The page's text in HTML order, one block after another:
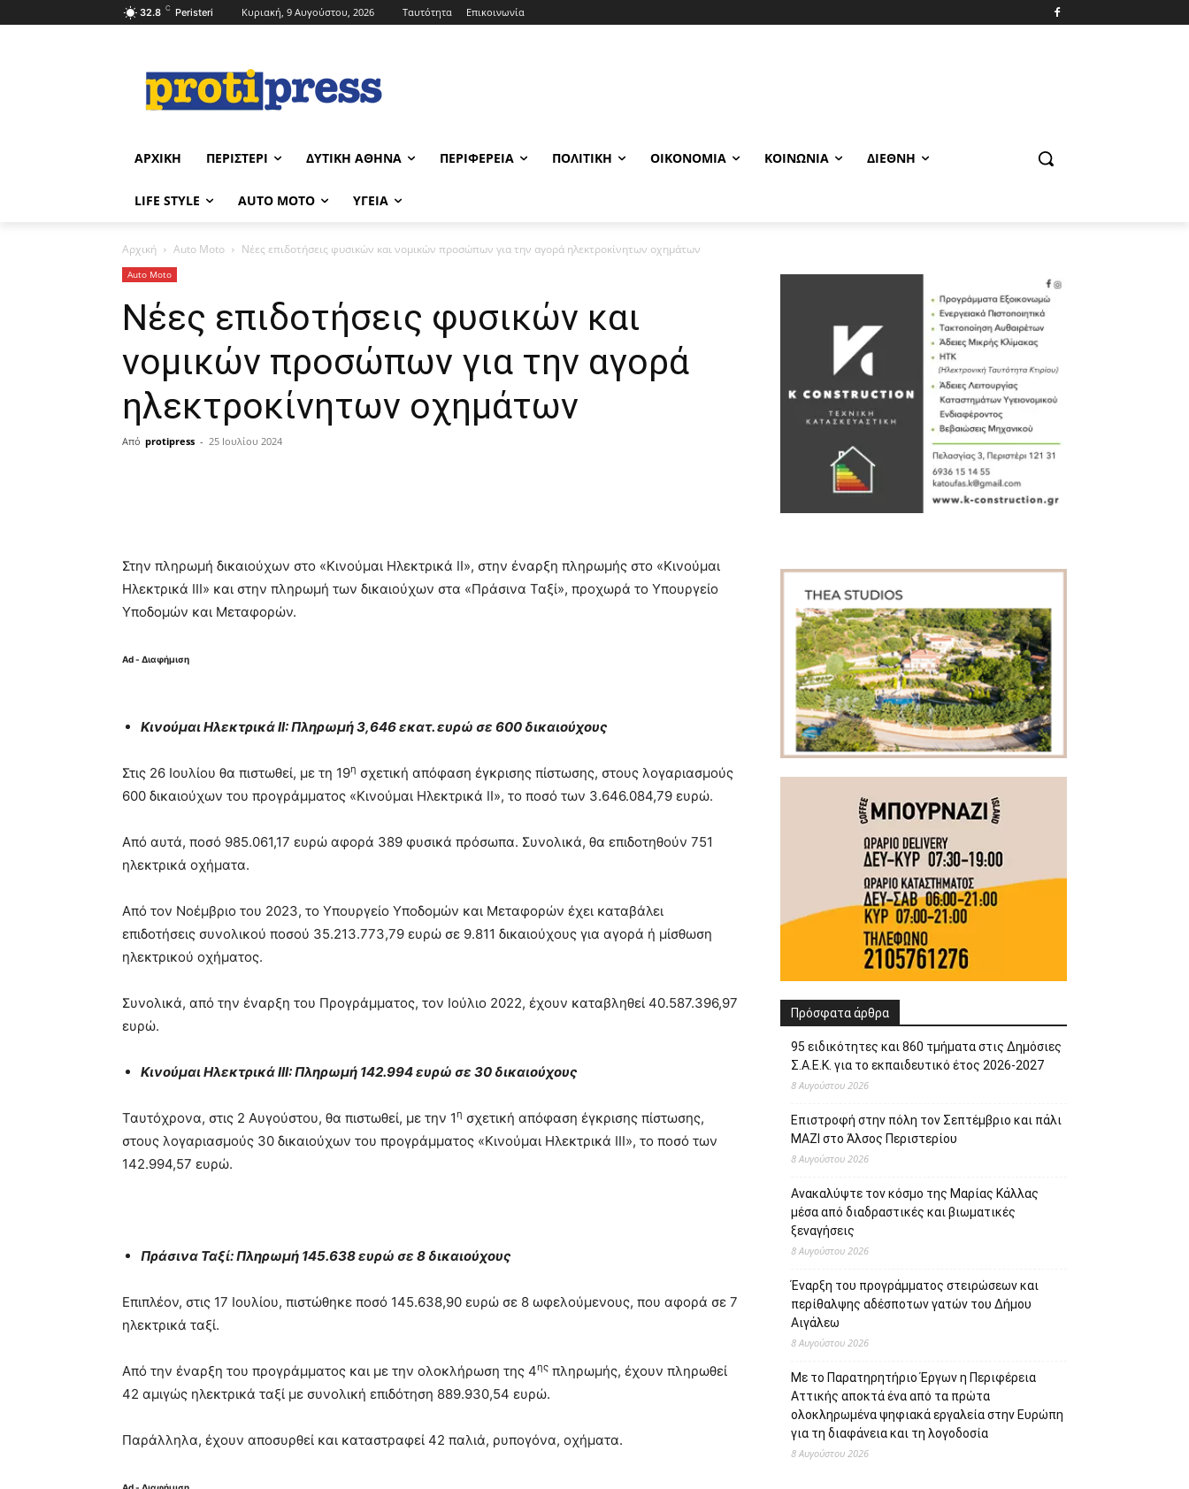
32.8 C Peristeri Κυριακή, 9 Αυγούστου, 2026 Ταυτότητα Επικοινωνία
ΑΡΧΙΚΉ ΠΕΡΙΣΤΈΡΙ ΔΥΤΙΚΉ ΑΘΉΝΑ ΠΕΡΙΦΈΡΕΙΑ ΠΟΛΙΤΙΚΉ ΟΙΚΟΝΟΜΊΑ ΚΟΙΝΩΝΊΑ ΔΙΕΘΝΉ
LIFE STYLE AUTO MOTO ΥΓΕΊΑ
Αρχική Auto Moto Νέες επιδοτήσεις φυσικών και νομικών προσώπων για την αγορά ηλεκτροκίνητων οχημάτων
Auto Moto
Νέες επιδοτήσεις φυσικών και
νομικών προσώπων για την αγορά
ηλεκτροκίνητων οχημάτων
Από protipress - 25 Ιουλίου 2024
Στην πληρωμή δικαιούχων στο «Κινούμαι Ηλεκτρικά ΙΙ», στην έναρξη πληρωμής στο «Κινούμαι
Ηλεκτρικά ΙΙΙ» και στην πληρωμή των δικαιούχων στα «Πράσινα Ταξί», προχωρά το Υπουργείο
Υποδομών και Μεταφορών.
Ad - Διαφήμιση
Κινούμαι Ηλεκτρικά ΙΙ: Πληρωμή 3,646 εκατ. ευρώ σε 600 δικαιούχους
Στις 26 Ιουλίου θα πιστωθεί, με τη 19η σχετική απόφαση έγκρισης πίστωσης, στους λογαριασμούς
600 δικαιούχων του προγράμματος «Κινούμαι Ηλεκτρικά ΙΙ», το ποσό των 3.646.084,79 ευρώ.
Από αυτά, ποσό 985.061,17 ευρώ αφορά 389 φυσικά πρόσωπα. Συνολικά, θα επιδοτηθούν 751
ηλεκτρικά οχήματα.
Από τον Νοέμβριο του 2023, το Υπουργείο Υποδομών και Μεταφορών έχει καταβάλει
επιδοτήσεις συνολικού ποσού 35.213.773,79 ευρώ σε 9.811 δικαιούχους για αγορά ή μίσθωση
ηλεκτρικού οχήματος.
Συνολικά, από την έναρξη του Προγράμματος, τον Ιούλιο 2022, έχουν καταβληθεί 40.587.396,97
ευρώ.
Κινούμαι Ηλεκτρικά ΙΙΙ: Πληρωμή 142.994 ευρώ σε 30 δικαιούχους
Ταυτόχρονα, στις 2 Αυγούστου, θα πιστωθεί, με την 1η σχετική απόφαση έγκρισης πίστωσης,
στους λογαριασμούς 30 δικαιούχων του προγράμματος «Κινούμαι Ηλεκτρικά ΙΙΙ», το ποσό των
142.994,57 ευρώ.
Πράσινα Ταξί: Πληρωμή 145.638 ευρώ σε 8 δικαιούχους
Επιπλέον, στις 17 Ιουλίου, πιστώθηκε ποσό 145.638,90 ευρώ σε 8 ωφελούμενους, που αφορά σε 7
ηλεκτρικά ταξί.
Από την έναρξη του προγράμματος και με την ολοκλήρωση της 4ης πληρωμής, έχουν πληρωθεί
42 αμιγώς ηλεκτρικά ταξί με συνολική επιδότηση 889.930,54 ευρώ.
Παράλληλα, έχουν αποσυρθεί και καταστραφεί 42 παλιά, ρυπογόνα, οχήματα.
Πρόσφατα άρθρα
95 ειδικότητες και 860 τμήματα στις Δημόσιες
Σ.Α.Ε.Κ. για το εκπαιδευτικό έτος 2026-2027
8 Αυγούστου 2026
Επιστροφή στην πόλη τον Σεπτέμβριο και πάλι
ΜΑΖΙ στο Άλσος Περιστερίου
8 Αυγούστου 2026
Ανακαλύψτε τον κόσμο της Μαρίας Κάλλας
μέσα από διαδραστικές και βιωματικές
ξεναγήσεις
8 Αυγούστου 2026
Έναρξη του προγράμματος στειρώσεων και
περίθαλψης αδέσποτων γατών του Δήμου
Αιγάλεω
8 Αυγούστου 2026
Με το Παρατηρητήριο Έργων η Περιφέρεια
Αττικής αποκτά ένα από τα πρώτα
ολοκληρωμένα ψηφιακά εργαλεία στην Ευρώπη
για τη διαφάνεια και τη λογοδοσία
8 Αυγούστου 2026